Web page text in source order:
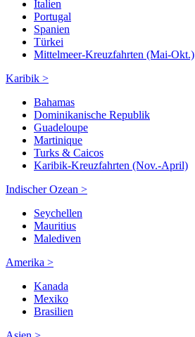
Italien
Portugal
Spanien
Türkei
Mittelmeer-Kreuzfahrten (Mai-Okt.)
Karibik >
Bahamas
Dominikanische Republik
Guadeloupe
Martinique
Turks & Caicos
Karibik-Kreuzfahrten (Nov.-April)
Indischer Ozean >
Seychellen
Mauritius
Malediven
Amerika >
Kanada
Mexiko
Brasilien